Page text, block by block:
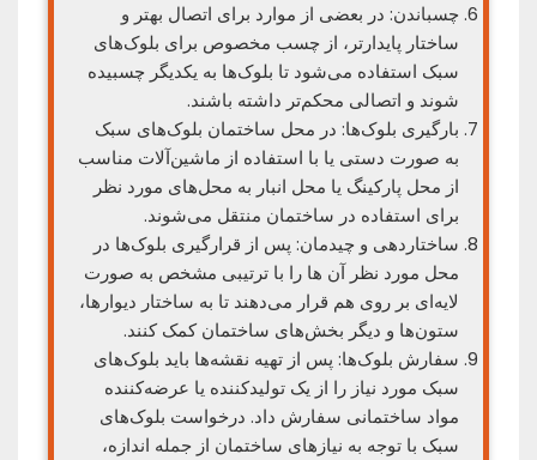
چسباندن: در بعضی از موارد برای اتصال بهتر و
ساختار پایدارتر، از چسب مخصوص برای بلوک‌های
سبک استفاده می‌شود تا بلوک‌ها به یکدیگر چسبیده
شوند و اتصالی محکم‌تر داشته باشند.
بارگیری بلوک‌ها: در محل ساختمان بلوک‌های سبک
به صورت دستی یا با استفاده از ماشین‌آلات مناسب
از محل پارکینگ یا محل انبار به محل‌های مورد نظر
برای استفاده در ساختمان منتقل می‌شوند.
ساختاردهی و چیدمان: پس از قرارگیری بلوک‌ها در
محل مورد نظر آن ها را با ترتیبی مشخص به صورت
لایه‌ای بر روی هم قرار می‌دهند تا به ساختار دیوارها،
ستون‌ها و دیگر بخش‌های ساختمان کمک کنند.
سفارش بلوک‌ها: پس از تهیه نقشه‌ها باید بلوک‌های
سبک مورد نیاز را از یک تولیدکننده یا عرضه‌کننده
مواد ساختمانی سفارش داد. درخواست بلوک‌های
سبک با توجه به نیازهای ساختمان از جمله اندازه،